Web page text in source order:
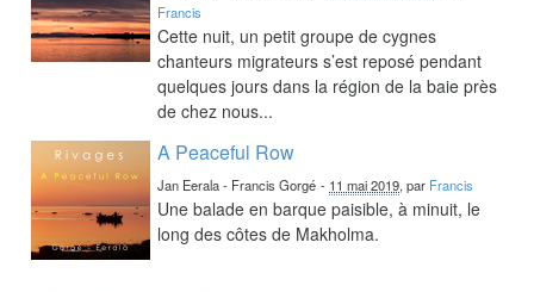
Francis
Cette nuit, un petit groupe de cygnes
chanteurs migrateurs s’est reposé pendant
quelques jours dans la région de la baie près
de chez nous...
A Peaceful Row
Jan Eerala - Francis Gorgé - 11 mai 2019, par Francis
Une balade en barque paisible, à minuit, le
long des côtes de Makholma.